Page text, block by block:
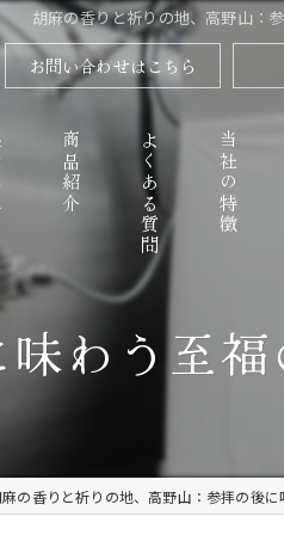
胡麻の香りと祈りの地、高野山：
お問い合わせはこちら
商品紹介 よくある質問 当社の特徴
高野山
お取り
わう至福
の香りと祈りの地、高野山：参拝の後